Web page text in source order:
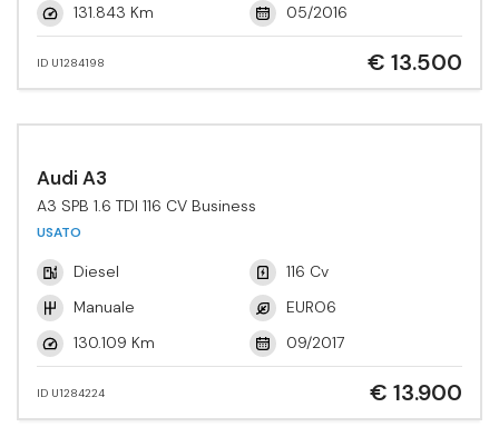
131.843 Km
05/2016
ID U1284198 € 13.500
Audi A3
A3 SPB 1.6 TDI 116 CV Business
USATO
Diesel
116 Cv
Manuale
EURO6
130.109 Km
09/2017
ID U1284224 € 13.900